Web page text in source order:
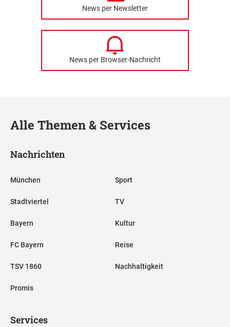
News per Newsletter
News per Browser-Nachricht
Alle Themen & Services
Nachrichten
München
Stadtviertel
Bayern
FC Bayern
TSV 1860
Promis
Sport
TV
Kultur
Reise
Nachhaltigkeit
Services